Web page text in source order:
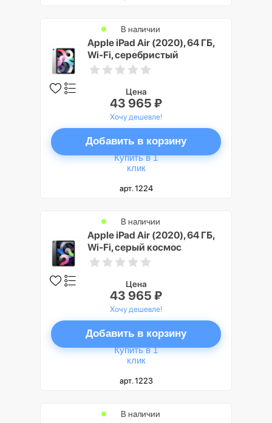
Apple iPad Air (2020), 64 ГБ,
Wi-Fi, серебристый
В наличии
Цена
43 965 ₽
Хочу дешевле!
Добавить в корзину
Купить в 1
клик
арт. 1224
Apple iPad Air (2020), 64 ГБ,
Wi-Fi, серый космос
В наличии
Цена
43 965 ₽
Хочу дешевле!
Добавить в корзину
Купить в 1
клик
арт. 1223
В наличии